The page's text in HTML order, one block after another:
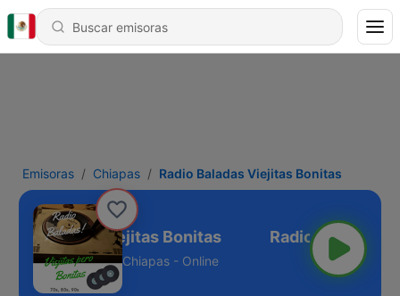
Emisoras Chiapas Radio Baladas Viejitas Bonitas
Baladas Viejitas Bonitas
Chiapas - Online